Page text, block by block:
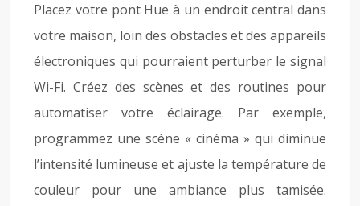
Placez votre pont Hue à un endroit central dans
votre maison, loin des obstacles et des appareils
électroniques qui pourraient perturber le signal
Wi-Fi. Créez des scènes et des routines pour
automatiser votre éclairage. Par exemple,
programmez une scène « cinéma » qui diminue
l’intensité lumineuse et ajuste la température de
couleur pour une ambiance plus tamisée.